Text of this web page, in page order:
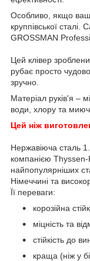
Особливо, якщо ваш
круппівської сталі.
GROSSMAN
Цей клівер
рубає просто
зручно.
Матеріал руків'я –
води, хлору та
Цей ніж
Нержавіюча сталь
компанією
найпопулярніших
Німеччині та
Її переваги:
корозійна
міцність та
стійкість до
краща (ніж у